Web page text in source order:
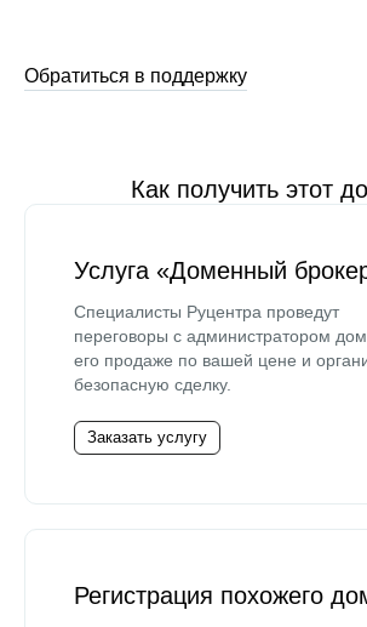
Обратиться в поддержку
Как получить этот
Услуга «Доменный
Специалисты Руцентра проведут
переговоры с администратором
его продаже по вашей цене и
безопасную сделку.
Заказать услугу
Регистрация похожего